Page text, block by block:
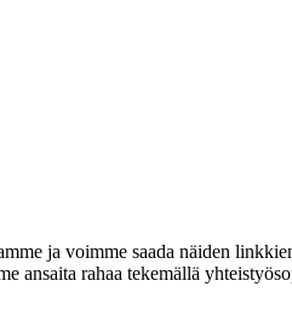
ja voimme saada näiden
ansaita rahaa tekemällä